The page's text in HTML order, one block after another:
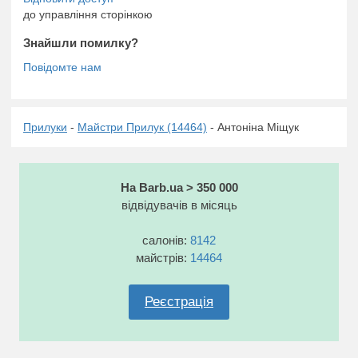
до управління сторінкою
Знайшли помилку?
Прилуки - Майстри Прилук (14464) - Антоніна Міщук
На Barb.ua > 350 000
відвідувачів в місяць
салонів: 8142
майстрів: 14464
Реєстрація